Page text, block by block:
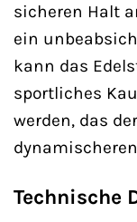
sicheren Halt
ein
kann das
sportliches
werden, das
Technische